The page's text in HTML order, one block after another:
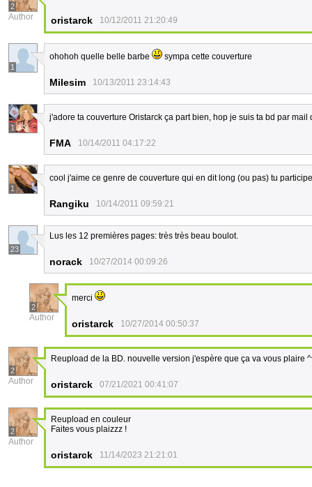
2
Author oristarck 10/12/2011 21:20:49
1
ohohoh quelle belle barbe sympa cette couverture
Milesim 10/13/2011 23:14:43
1
j'adore ta couverture Oristarck ça part bien, hop je suis ta bd par mail
FMA 10/14/2011 04:17:22
1
cool j'aime ce genre de couverture qui en dit long (ou pas) tu
Rangiku 10/14/2011 09:59:21
23
Lus les 12 premières pages: très très beau boulot.
norack 10/27/2014 00:09:26
2
Author
merci
oristarck 10/27/2014 00:50:37
2
Author
Reupload de la BD. nouvelle version j'espère que ça va vous plaire
oristarck 07/21/2021 00:41:07
2
Author
Reupload en couleur
Faites vous plaizzz !
oristarck 11/14/2023 21:21:01